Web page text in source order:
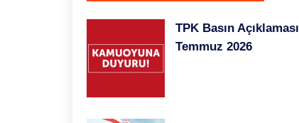
Sağlıklı Çocuk İçin Çinko Tedavisi
25/02/2021 - Türk Pediatri Kurumu TV
TPK Basın Açıklaması
Temmuz 2026